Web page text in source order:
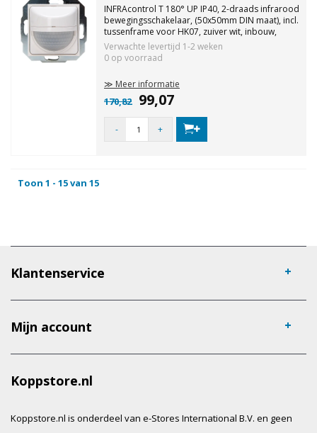
INFRAcontrol T 180° UP IP40, 2-draads infrarood
bewegingsschakelaar, (50x50mm DIN maat), incl.
tussenframe voor HK07, zuiver wit, inbouw,
beschermingsklasse IP40, detectiebereik 180°,
detectiebereik 9m, aanbevolen inbouwhoogte
2m, insteltijd 20 sec., 1 mi
Verwachte levertijd 1-2 weken
0 op voorraad
≫ Meer informatie
170,82 99,07
- +
Toon 1 - 15 van 15
Klantenservice
Mijn account
Koppstore.nl
Koppstore.nl is onderdeel van e-Stores International B.V. en geen